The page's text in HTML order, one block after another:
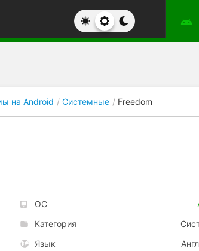
на Android Системные Freedom
ОС
Категория
Язык